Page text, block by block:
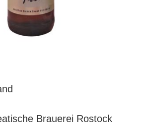
Brauerei Rostock